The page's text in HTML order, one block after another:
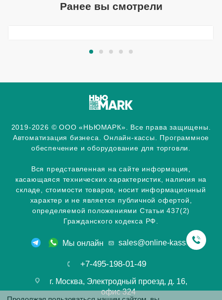
Ранее вы смотрели
2019-2026 © ООО «НЬЮМАРК». Все права защищены.
Автоматизация бизнеса. Онлайн-кассы. Программное
обеспечение и оборудование для торговли.
Вся представленная на сайте информация,
касающаяся технических характеристик, наличия на
складе, стоимости товаров, носит информационный
характер и не является публичной офертой,
определяемой положениями Статьи 437(2)
Гражданского кодекса РФ.
Мы онлайн sales@online-kassa.info
+7-495-198-01-49
г. Москва, Электродный проезд, д. 16,
офис 324